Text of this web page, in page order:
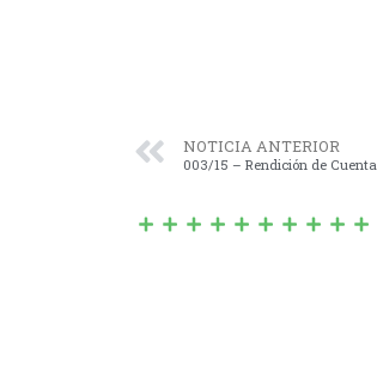
NOTICIA ANTERIOR
003/15 – Rendición de